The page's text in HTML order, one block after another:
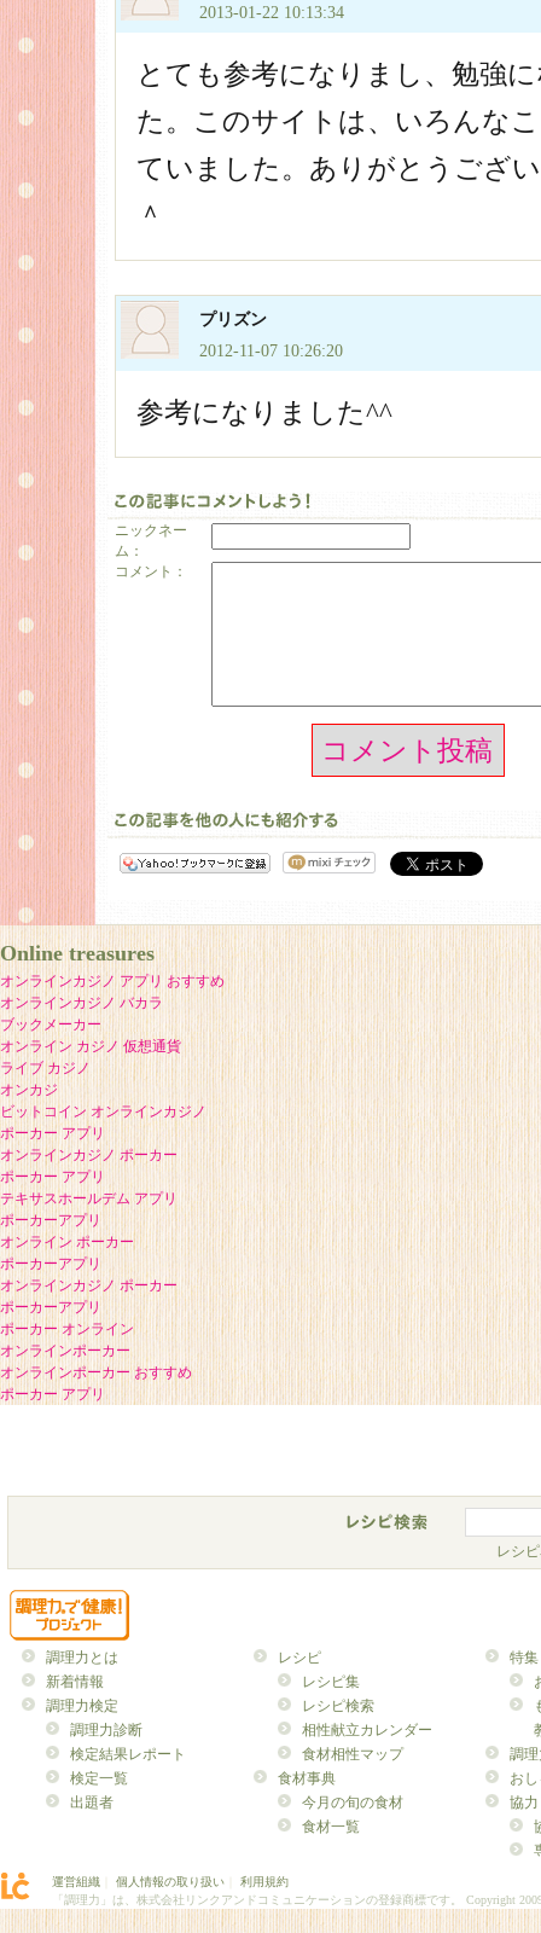
2013-01-22 10:13:34
とても参考になりまし、勉強
た。このサイトは、いろんな
ていました。ありがとうござ
＾
プリズン
2012-11-07 10:26:20
参考になりました^^
ニックネー
ム：
コメント：
コメント投稿
Online treasures
オンラインカジノ アプリ おすすめ
オンラインカジノ バカラ
ブックメーカー
オンライン カジノ 仮想通貨
ライブ カジノ
オンカジ
ビットコイン オンラインカジノ
ポーカー アプリ
オンラインカジノ ポーカー
ポーカー アプリ
テキサスホールデム アプリ
ポーカーアプリ
オンライン ポーカー
ポーカーアプリ
オンラインカジノ ポーカー
ポーカーアプリ
ポーカー オンライン
オンラインポーカー
オンラインポーカー おすすめ
ポーカー アプリ
レシ
調理力とは
新着情報
調理力検定
調理力診断
検定結果レポート
検定一覧
出題者
レシピ
レシピ集
レシピ検索
相性献立カレンダー
食材相性マップ
食材事典
今月の旬の食材
食材一覧
特集
調
お
協力
運営組織 個人情報の取り扱い
利用規約
「調理力」は、株式会社リンクアンドコミュニケーションの登録商標です。 Copyright